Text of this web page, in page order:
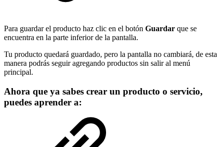
Para guardar el producto haz clic en el botón Guardar que se
encuentra en la parte inferior de la pantalla.
Tu producto quedará guardado, pero la pantalla no cambiará, de esta
manera podrás seguir agregando productos sin salir al menú
principal.
Ahora que ya sabes crear un producto o servicio,
puedes aprender a: